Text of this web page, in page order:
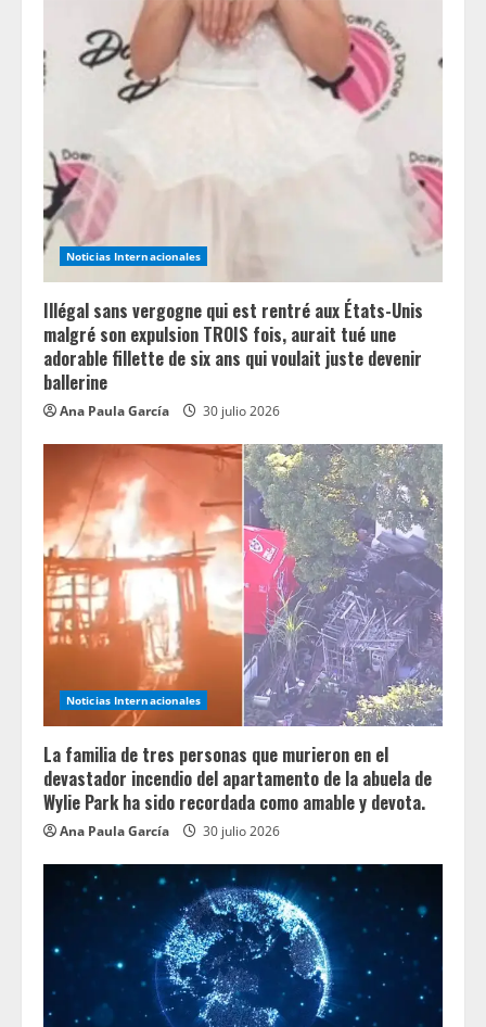
Noticias Internacionales
Illégal sans vergogne qui est rentré aux États-Unis
malgré son expulsion TROIS fois, aurait tué une
adorable fillette de six ans qui voulait juste devenir
ballerine
Ana Paula García 30 julio 2026
Noticias Internacionales
La familia de tres personas que murieron en el
devastador incendio del apartamento de la abuela de
Wylie Park ha sido recordada como amable y devota.
Ana Paula García 30 julio 2026